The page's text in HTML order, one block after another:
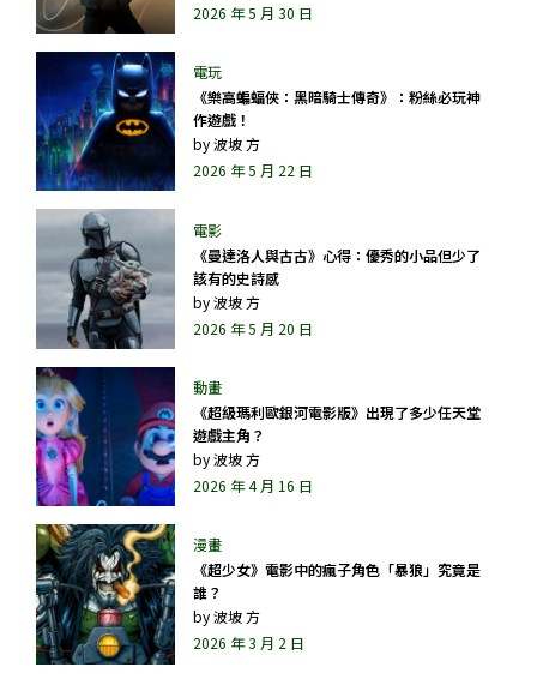
2026 年 5 月 30 日
《樂高蝙蝠俠：黑暗騎士傳奇》：粉絲必玩神
作遊戲！
by波坡 方
2026 年 5 月 22 日
《曼達洛人與古古》心得：優秀的小品但少了
該有的史詩感
by波坡 方
2026 年 5 月 20 日
《超級瑪利歐銀河電影版》出現了多少任天堂
遊戲主角？
by波坡 方
2026 年 4 月 16 日
《超少女》電影中的瘋子角色「暴狼」究竟是
誰？
by波坡 方
2026 年 3 月 2 日